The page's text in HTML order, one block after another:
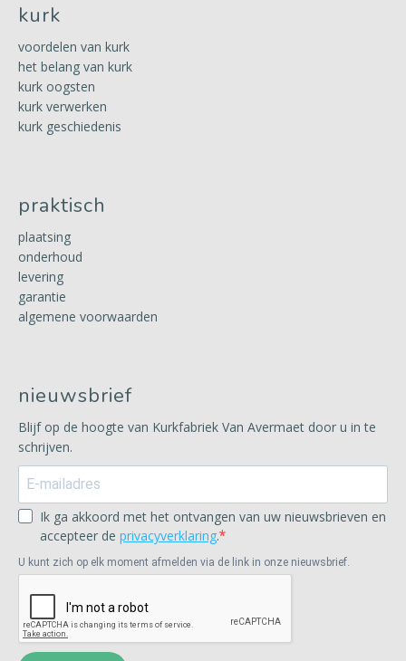
kurk
voordelen van kurk
het belang van kurk
kurk oogsten
kurk verwerken
kurk geschiedenis
praktisch
plaatsing
onderhoud
levering
garantie
algemene voorwaarden
nieuwsbrief
Blijf op de hoogte van Kurkfabriek Van Avermaet door u in te
schrijven.
Ik ga akkoord met het ontvangen van uw nieuwsbrieven en
accepteer de privacyverklaring.
U kunt zich op elk moment afmelden via de link in onze nieuwsbrief.